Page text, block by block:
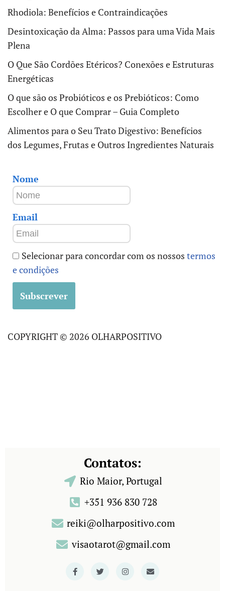
Rhodiola: Benefícios e Contraindicações
Desintoxicação da Alma: Passos para uma Vida Mais
Plena
O Que São Cordões Etéricos? Conexões e Estruturas
Energéticas
O que são os Probióticos e os Prebióticos: Como
Escolher e O que Comprar – Guia Completo
Alimentos para o Seu Trato Digestivo: Benefícios
dos Legumes, Frutas e Outros Ingredientes Naturais
Nome
Email
Selecionar para concordar com os nossos termos
e condições
COPYRIGHT © 2026 OLHARPOSITIVO
Contatos:
Rio Maior, Portugal
+351 936 830 728
reiki@olharpositivo.com
visaotarot@gmail.com